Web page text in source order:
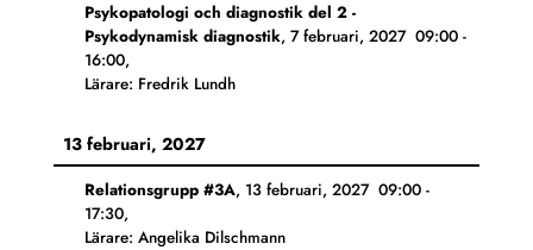
Psykopatologi och diagnostik del 2 -
Psykodynamisk diagnostik, 7 februari, 2027 09:00-
16:00,
Lärare: Fredrik Lundh
13 februari, 2027
Relationsgrupp #3A, 13 februari, 2027 09:00-
17:30,
Lärare: Angelika Dilschmann